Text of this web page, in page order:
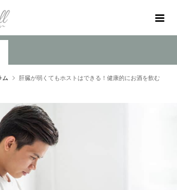
ム
肝臓が弱くてもホストはできる！健康的にお酒を飲む